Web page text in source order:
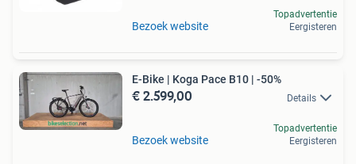
Bezoek website
Topadvertentie
Eergisteren
E-Bike | Koga Pace B10 | -50%
€ 2.599,00 Details
Bezoek website
Topadvertentie
Eergisteren